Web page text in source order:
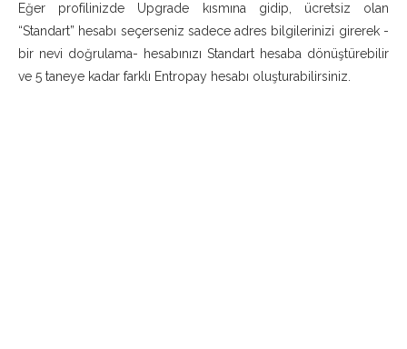
Eğer profilinizde Upgrade kısmına gidip, ücretsiz olan
“Standart” hesabı seçerseniz sadece adres bilgilerinizi girerek -
bir nevi doğrulama- hesabınızı Standart hesaba dönüştürebilir
ve 5 taneye kadar farklı Entropay hesabı oluşturabilirsiniz.